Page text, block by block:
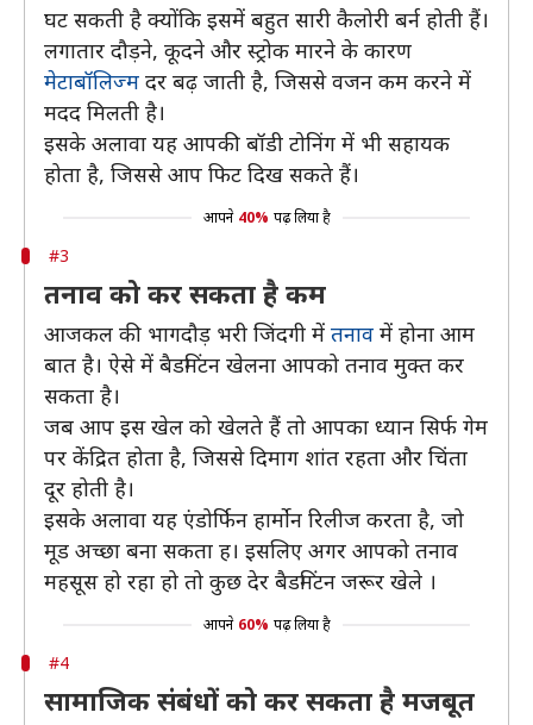
घट सकती है क्योंकि इसमें बहुत सारी कैलोरी बर्न होती हैं।
लगातार दौड़ने, कूदने और स्ट्रोक मारने के कारण
मेटाबॉलिज्म दर बढ़ जाती है, जिससे वजन कम करने में
मदद मिलती है।
इसके अलावा यह आपकी बॉडी टोनिंग में भी सहायक
होता है, जिससे आप फिट दिख सकते हैं।
आपने 40% पढ़ लिया है
#3
तनाव को कर सकता है कम
आजकल की भागदौड़ भरी जिंदगी में तनाव में होना आम
बात है। ऐसे में बैडमिंटन खेलना आपको तनाव मुक्त कर
सकता है।
जब आप इस खेल को खेलते हैं तो आपका ध्यान सिर्फ गेम
पर केंद्रित होता है, जिससे दिमाग शांत रहता और चिंता
दूर होती है।
इसके अलावा यह एंडोर्फिन हार्मोन रिलीज करता है, जो
मूड अच्छा बना सकता ह। इसलिए अगर आपको तनाव
महसूस हो रहा हो तो कुछ देर बैडमिंटन जरूर खेले ।
आपने 60% पढ़ लिया है
#4
सामाजिक संबंधों को कर सकता है मजबूत